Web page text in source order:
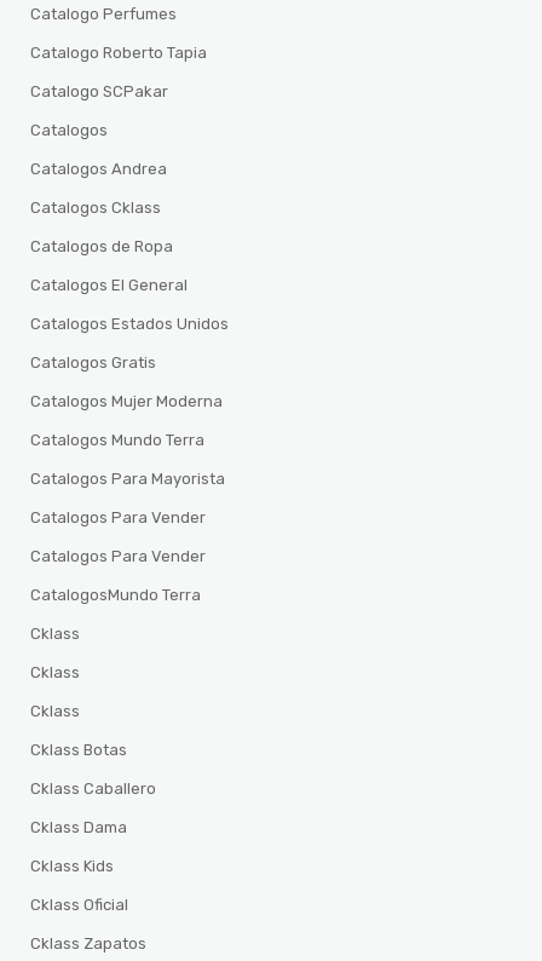
Catalogo Perfumes
Catalogo Roberto Tapia
Catalogo SCPakar
Catalogos
Catalogos Andrea
Catalogos Cklass
Catalogos de Ropa
Catalogos El General
Catalogos Estados Unidos
Catalogos Gratis
Catalogos Mujer Moderna
Catalogos Mundo Terra
Catalogos Para Mayorista
Catalogos Para Vender
Catalogos Para Vender
CatalogosMundo Terra
Cklass
Cklass
Cklass
Cklass Botas
Cklass Caballero
Cklass Dama
Cklass Kids
Cklass Oficial
Cklass Zapatos